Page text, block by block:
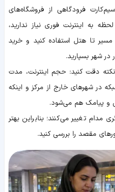
فرودگاهی از فروشگاه‌های
به اینترنت فوری نیاز ندارید،
مسیر تا هتل استفاده کنید و خرید
در شهر بسپارید.
دقت کنید: حجم اینترنت، مدت
در شهرهای خارج از مرکز و اینکه
و پیامک هم می‌شود.
تغییر می‌کنند؛ بنابراین بهتر
مقصد را بررسی کنید.